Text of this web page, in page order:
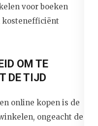
voor boeken
kostenefficiënt
OM TE
DE TIJD
online kopen is de
ongeacht de